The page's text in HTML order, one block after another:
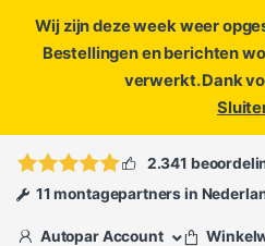
Wij zijn deze week weer
Bestellingen en berichten
verwerkt. Dank
ofopen
2.341
11 montagepartners in
Autopar Account